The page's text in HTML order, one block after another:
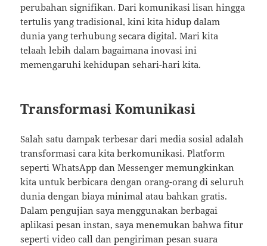
perubahan signifikan. Dari komunikasi lisan hingga
tertulis yang tradisional, kini kita hidup dalam
dunia yang terhubung secara digital. Mari kita
telaah lebih dalam bagaimana inovasi ini
memengaruhi kehidupan sehari-hari kita.
Transformasi Komunikasi
Salah satu dampak terbesar dari media sosial adalah
transformasi cara kita berkomunikasi. Platform
seperti WhatsApp dan Messenger memungkinkan
kita untuk berbicara dengan orang-orang di seluruh
dunia dengan biaya minimal atau bahkan gratis.
Dalam pengujian saya menggunakan berbagai
aplikasi pesan instan, saya menemukan bahwa fitur
seperti video call dan pengiriman pesan suara